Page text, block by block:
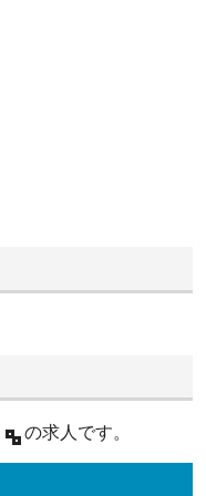
の求人です。